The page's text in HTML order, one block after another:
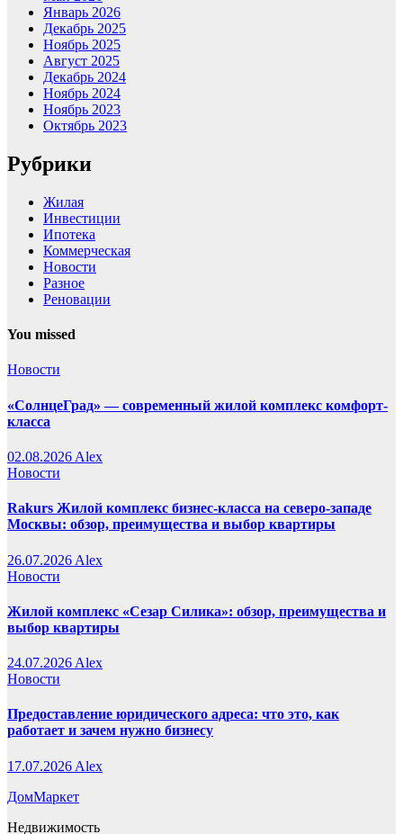
Январь 2026
Декабрь 2025
Ноябрь 2025
Август 2025
Декабрь 2024
Ноябрь 2024
Ноябрь 2023
Октябрь 2023
Рубрики
Жилая
Инвестиции
Ипотека
Коммерческая
Новости
Разное
Реновации
You missed
Новости
«СолнцеГрад» — современный жилой комплекс комфорт-
класса
02.08.2026 Alex
Новости
Rakurs Жилой комплекс бизнес-класса на северо-западе
Москвы: обзор, преимущества и выбор квартиры
26.07.2026 Alex
Новости
Жилой комплекс «Сезар Силика»: обзор, преимущества и
выбор квартиры
24.07.2026 Alex
Новости
Предоставление юридического адреса: что это, как
работает и зачем нужно бизнесу
17.07.2026 Alex
ДомМаркет
Недвижимость